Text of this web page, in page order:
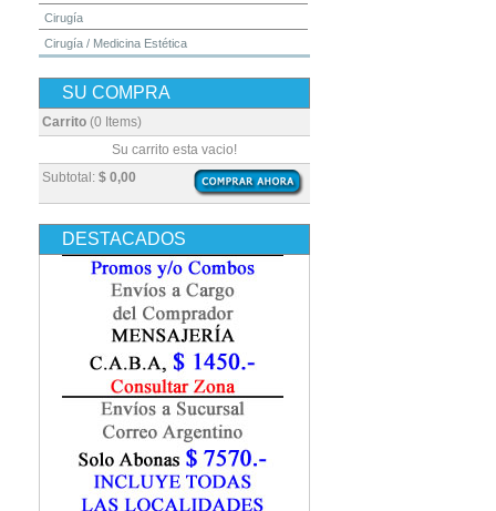
Cirugía
Cirugía / Medicina Estética
Dermatología
Diagnóstico por Imagen / Radiología
Embriología
Enfermería
Epidemiología
Farmacia / Farmacología
Fisiatría / Kinesiología
Fisiología / Fisiopatología
Fonoaudiología
Gastroenterología
Geriatría
Ginecología / Obstetricia
Hematología
SU COMPRA
Carrito (0 Items)
Subtotal: $ 0,00
Su carrito esta vacio!
DESTACADOS